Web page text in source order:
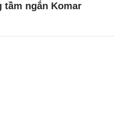
tầm ngắn Komar